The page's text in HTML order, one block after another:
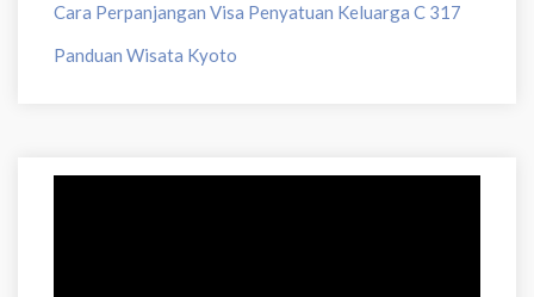
Cara Perpanjangan Visa Penyatuan Keluarga C 317
Panduan Wisata Kyoto